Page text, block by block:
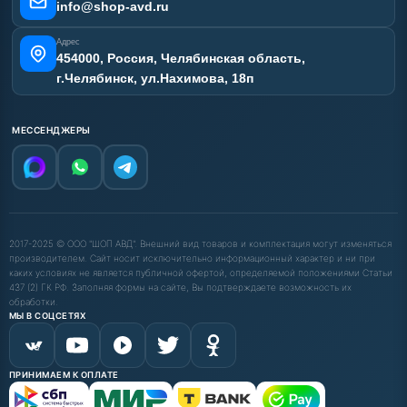
info@shop-avd.ru
Адрес
454000, Россия, Челябинская область,
г.Челябинск, ул.Нахимова, 18п
МЕССЕНДЖЕРЫ
2017-2025 © ООО "ШОП АВД". Внешний вид товаров и комплектация могут изменяться
производителем. Сайт носит исключительно информационный характер и ни при
каких условиях не является публичной офертой, определяемой положениями Статьи
437 (2) ГК РФ. Заполняя формы на сайте, Вы подтверждаете возможность их
обработки.
МЫ В СОЦСЕТЯХ
ПРИНИМАЕМ К ОПЛАТЕ